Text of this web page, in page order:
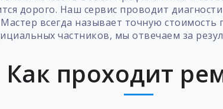
дорого. Наш сервис проводит
всегда называет точную
частников, мы отвечаем за
Как проходит